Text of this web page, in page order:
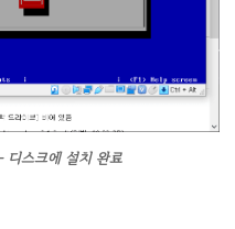
스크에 설치 완료